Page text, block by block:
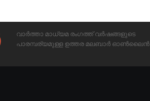
വാർത്താ മാധ്യമ രംഗത്ത് വർഷങ്ങളുടെ
പാരമ്പര്യമുള്ള ഉത്തര മലബാർ ഓൺലൈൻ